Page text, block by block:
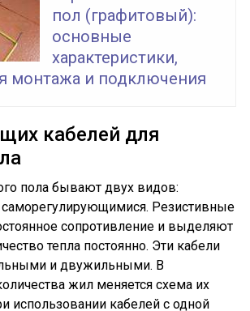
пол (графитовый):
основные
характеристики,
монтажа и подключения
кабелей для
пола бывают двух видов:
Резистивные
сопротивление и выделяют
тепла постоянно. Эти кабели
и двужильными. В
жил меняется схема их
использовании кабелей с одной